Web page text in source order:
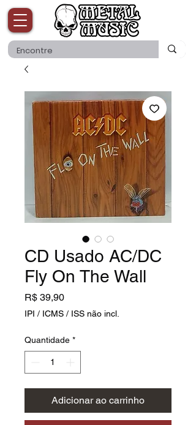
CD Usado AC/DC
Fly On The Wall
R$ 39,90Preço
IPI / ICMS / ISS não incl.
Quantidade *
Adicionar ao carrinho